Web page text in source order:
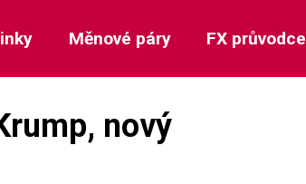
Měnové páry FX průvodce
nový